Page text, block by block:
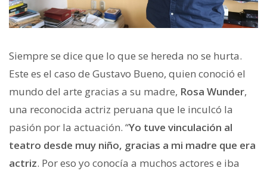
Siempre se dice que lo que se hereda no se hurta.
Este es el caso de Gustavo Bueno, quien conoció el
mundo del arte gracias a su madre, Rosa Wunder,
una reconocida actriz peruana que le inculcó la
pasión por la actuación. “Yo tuve vinculación al
teatro desde muy niño, gracias a mi madre que era
actriz. Por eso yo conocía a muchos actores e iba